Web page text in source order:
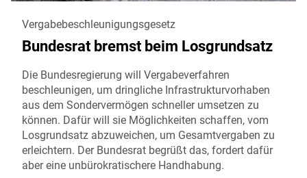
Vergabebeschleunigungsgesetz
Bundesrat bremst beim Losgrundsatz
Die Bundesregierung will Vergabeverfahren
beschleunigen, um dringliche Infrastrukturvorhaben
aus dem Sondervermögen schneller umsetzen zu
können. Dafür will sie Möglichkeiten schaffen, vom
Losgrundsatz abzuweichen, um Gesamtvergaben zu
erleichtern. Der Bundesrat begrüßt das, fordert dafür
aber eine unbürokratischere Handhabung.